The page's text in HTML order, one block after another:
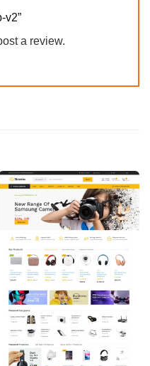
v2”
a review.